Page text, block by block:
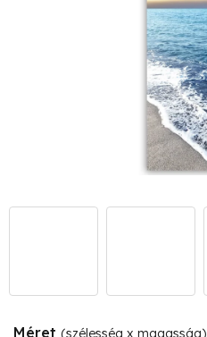
Méret (szélesség x magasság)